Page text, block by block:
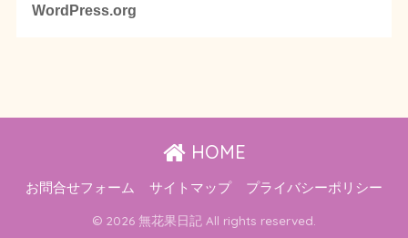
WordPress.org
HOME
お問合せフォーム サイトマップ プライバシーポリシー
© 2026 無花果日記 All rights reserved.